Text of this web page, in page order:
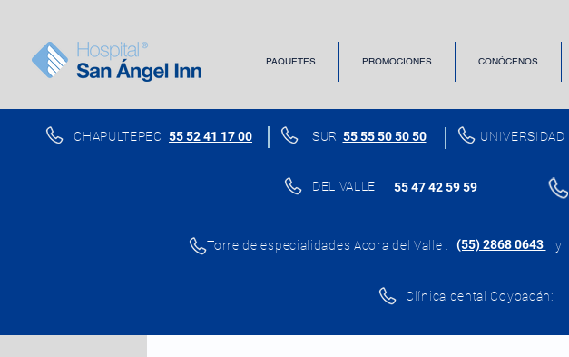
PAQUETES PROMOCIONES CONÓCENOS
CHAPULTEPEC 55 52 41 17 00 55 55 50 50 50
SUR UNIVERSIDAD
DEL VALLE 55 47 42 59 59
Torre de especialidades Acora del Valle : (55) 2868 0643 y
Clínica dental Coyoacán: